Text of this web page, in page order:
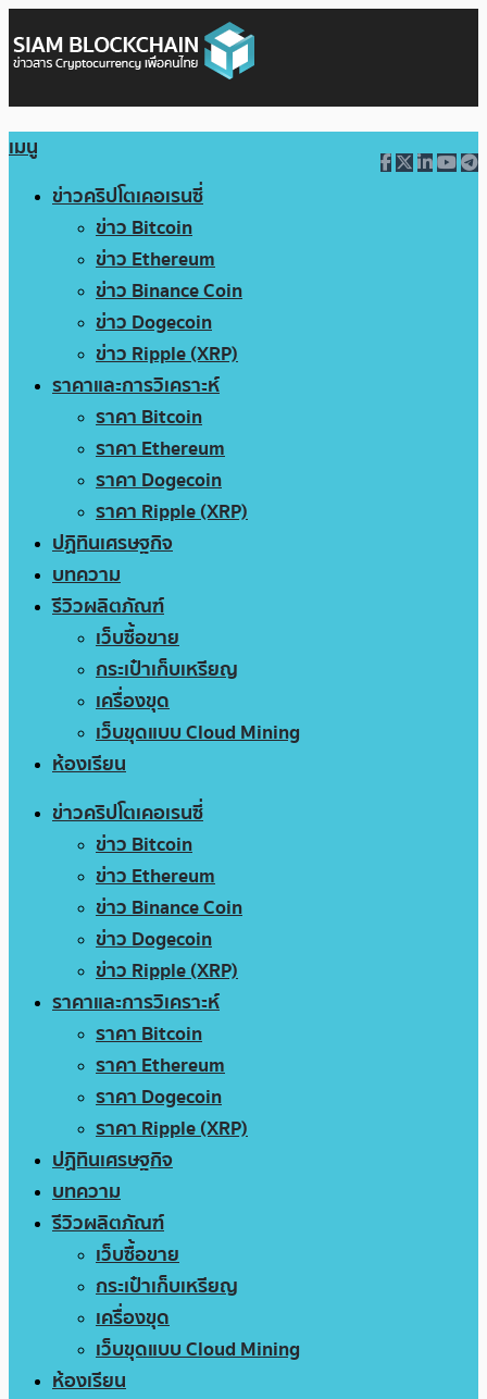
เมนู
ข่าวคริปโตเคอเรนซี่
ข่าว Bitcoin
ข่าว Ethereum
ข่าว Binance Coin
ข่าว Dogecoin
ข่าว Ripple (XRP)
ราคาและการวิเคราะห์
ราคา Bitcoin
ราคา Ethereum
ราคา Dogecoin
ราคา Ripple (XRP)
ปฏิทินเศรษฐกิจ
บทความ
รีวิวผลิตภัณฑ์
เว็บซื้อขาย
กระเป๋าเก็บเหรียญ
เครื่องขุด
เว็บขุดแบบ Cloud Mining
ห้องเรียน
ข่าวคริปโตเคอเรนซี่
ข่าว Bitcoin
ข่าว Ethereum
ข่าว Binance Coin
ข่าว Dogecoin
ข่าว Ripple (XRP)
ราคาและการวิเคราะห์
ราคา Bitcoin
ราคา Ethereum
ราคา Dogecoin
ราคา Ripple (XRP)
ปฏิทินเศรษฐกิจ
บทความ
รีวิวผลิตภัณฑ์
เว็บซื้อขาย
กระเป๋าเก็บเหรียญ
เครื่องขุด
เว็บขุดแบบ Cloud Mining
ห้องเรียน